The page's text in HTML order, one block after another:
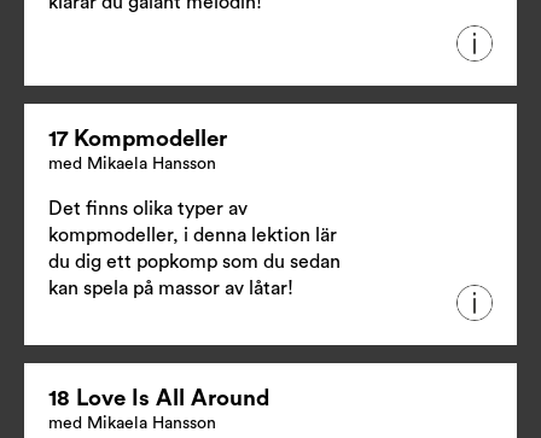
17 Kompmodeller
med Mikaela Hansson
Det finns olika typer av
kompmodeller, i denna lektion lär
du dig ett popkomp som du sedan
kan spela på massor av låtar!
18 Love Is All Around
med Mikaela Hansson